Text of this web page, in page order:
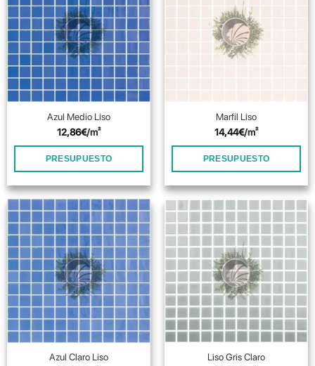
Azul Medio Liso
12,86€/m²
PRESUPUESTO
Marfil Liso
14,44€/m²
PRESUPUESTO
Azul Claro Liso
Liso Gris Claro